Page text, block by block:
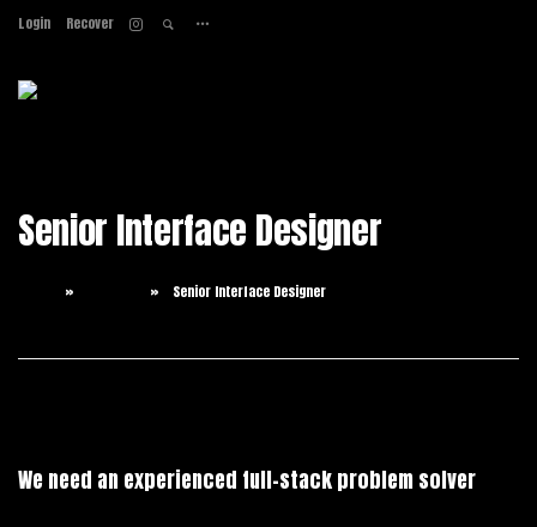
Contact
Login Recover
Senior Interface Designer
Senior Interface Designer
We need an experienced full-stack problem solver